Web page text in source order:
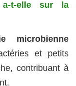
a-t-elle sur la
microbienne
et petits
contribuant à